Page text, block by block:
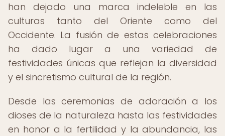
han dejado una marca indeleble en las
culturas tanto del Oriente como del
Occidente. La fusión de estas celebraciones
ha dado lugar a una variedad de
festividades únicas que reflejan la diversidad
y el sincretismo cultural de la región.
Desde las ceremonias de adoración a los
dioses de la naturaleza hasta las festividades
en honor a la fertilidad y la abundancia, las